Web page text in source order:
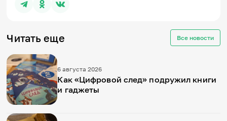
Читать еще Все новости
6 августа 2026
Как «Цифровой след» подружил книги
и гаджеты